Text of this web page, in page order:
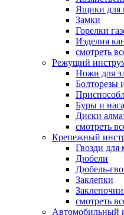
Ящики для
Замки
Горелки
Изделия
смотреть
Режущий
Ножи для
Болторезы
Буры и
Диски
смотреть
Крепежный
Гвозди для
Дюбели
Дюбель-
Заклепки
смотреть
Автомобильный